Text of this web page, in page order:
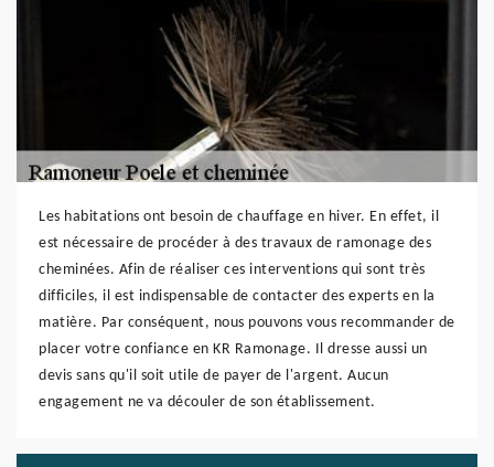
Les habitations ont besoin de chauffage en hiver. En effet, il
est nécessaire de procéder à des travaux de ramonage des
cheminées. Afin de réaliser ces interventions qui sont très
difficiles, il est indispensable de contacter des experts en la
matière. Par conséquent, nous pouvons vous recommander de
placer votre confiance en KR Ramonage. Il dresse aussi un
devis sans qu'il soit utile de payer de l'argent. Aucun
engagement ne va découler de son établissement.